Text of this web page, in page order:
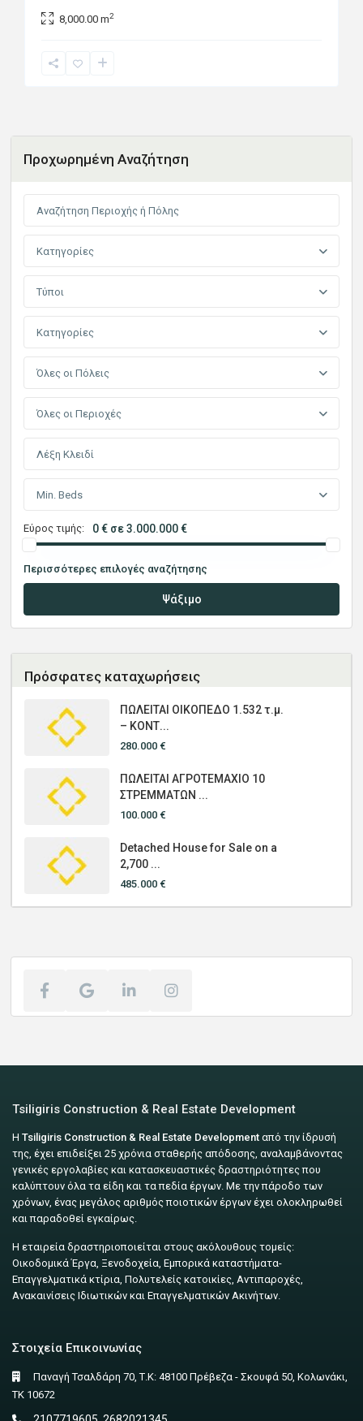
8,000.00 m2
Προχωρημένη Αναζήτηση
Κατηγορίες
Τύποι
Κατηγορίες
Όλες οι Πόλεις
Όλες οι Περιοχές
Min. Beds
Εύρος τιμής: 0 € σε 3.000.000 €
Περισσότερες επιλογές αναζήτησης
Ψάξιμο
Πρόσφατες καταχωρήσεις
ΠΩΛΕΙΤΑΙ ΟΙΚΟΠΕΔΟ 1.532 τ.μ.
– ΚΟΝΤ...
280.000 €
ΠΩΛΕΙΤΑΙ ΑΓΡΟΤΕΜΑΧΙΟ 10
ΣΤΡΕΜΜΑΤΩΝ ...
100.000 €
Detached House for Sale on a
2,700 ...
485.000 €
Tsiligiris Construction & Real Estate Development
ΗTsiligiris Construction & Real Estate Development από την ίδρυσή
της, έχει επιδείξει 25 χρόνια σταθερής απόδοσης, αναλαμβάνοντας
γενικές εργολαβίες και κατασκευαστικές δραστηριότητες που
καλύπτουν όλα τα είδη και τα πεδία έργων. Με την πάροδο των
χρόνων, ένας μεγάλος αριθμός ποιοτικών έργων έχει ολοκληρωθεί
και παραδοθεί εγκαίρως.
Η εταιρεία δραστηριοποιείται στους ακόλουθους τομείς:
Οικοδομικά Έργα, Ξενοδοχεία, Εμπορικά καταστήματα-
Επαγγελματικά κτίρια, Πολυτελείς κατοικίες, Αντιπαροχές,
Ανακαινίσεις Ιδιωτικών και Επαγγελματικών Ακινήτων.
Στοιχεία Επικοινωνίας
Παναγή Τσαλδάρη 70, Τ.Κ: 48100 Πρέβεζα - Σκουφά 50, Κολωνάκι,
ΤΚ 10672